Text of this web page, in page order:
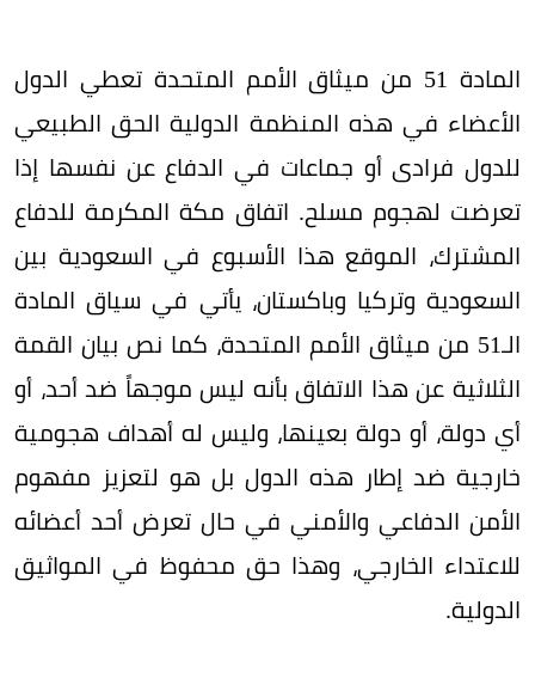
المادة 51 من ميثاق الأمم المتحدة تعطي الدول
الأعضاء في هذه المنظمة الدولية الحق الطبيعي
للدول فرادى أو جماعات في الدفاع عن نفسها إذا
تعرضت لهجوم مسلح. اتفاق مكة المكرمة للدفاع
المشترك، الموقع هذا الأسبوع في السعودية بين
السعودية وتركيا وباكستان، يأتي في سياق المادة
الـ51 من ميثاق الأمم المتحدة، كما نص بيان القمة
الثلاثية عن هذا الاتفاق بأنه ليس موجهاً ضد أحد، أو
أي دولة، أو دولة بعينها، وليس له أهداف هجومية
خارجية ضد إطار هذه الدول بل هو لتعزيز مفهوم
الأمن الدفاعي والأمني في حال تعرض أحد أعضائه
للاعتداء الخارجي، وهذا حق محفوظ في المواثيق
الدولية.